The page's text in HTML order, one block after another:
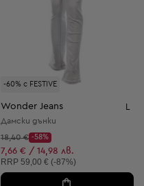
-60% с FESTIVE
Wonder Jeans
Дамски дънки
Начална цена:
18,40 €
Discount Price:
-58%
Намалена цена:
7,66 € / 14,98 лв.
Препоръчителна цена:
RRP 59,00 € (-87%)